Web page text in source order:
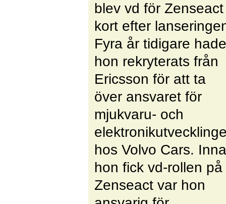
blev vd för Zenseact
kort efter
Fyra år tidigare hade
hon rekryterats från
Ericsson för att ta
över ansvaret för
mjukvaru- och
hos Volvo Cars.
hon fick vd-rollen på
Zenseact var hon